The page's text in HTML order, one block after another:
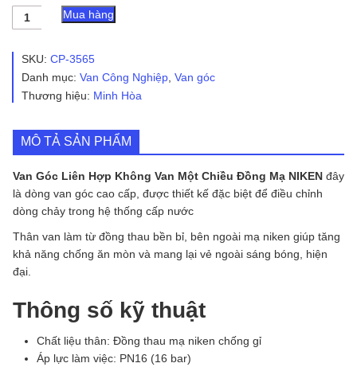
Van
Góc
Hợp
Van
Một
Mạ
NIKEN
MIHA-
PN16
số
lượng
Mua hàng
SKU: CP-3565
Danh mục: Van Công Nghiệp, Van góc
Thương hiệu: Minh Hòa
MÔ TẢ SẢN PHẨM
Van Góc Liên Hợp Không Van Một Chiều Đồng Mạ NIKEN đây
là dòng van góc cao cấp, được thiết kế đặc biệt để điều chỉnh
dòng chảy trong hệ thống cấp nước
Thân van làm từ đồng thau bền bỉ, bên ngoài mạ niken giúp tăng
khả năng chống ăn mòn và mang lại vẻ ngoài sáng bóng, hiện
đại.
Thông số kỹ thuật
Chất liệu thân: Đồng thau mạ niken chống gỉ
Áp lực làm việc: PN16 (16 bar)